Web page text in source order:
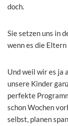
doch.
Sie setzen uns in
wenn es die
Und weil wir es ja
unsere Kinder
perfekte
schon Wochen
selbst, planen